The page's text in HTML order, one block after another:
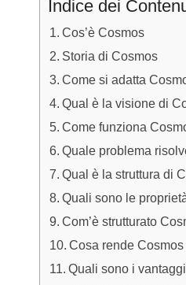
Indice dei
Cos’è Cosmos
Storia di Cosmos
Come si adatta
Qual è la visione di
Come funziona
Quale problema
Qual è la struttura di
Quali sono le
Com’è strutturato
Cosa rende
Quali sono i